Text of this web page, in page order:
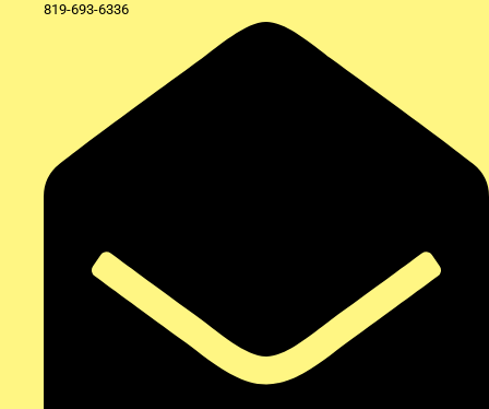
819-693-6336